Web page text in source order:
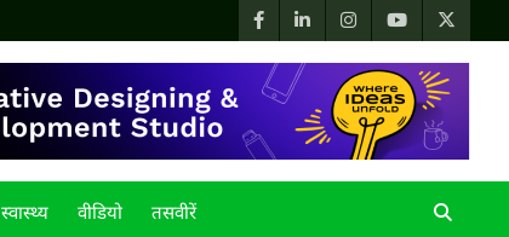
स्वास्थ्य वीडियो तसवीरें